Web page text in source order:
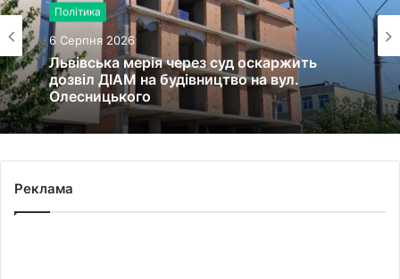
Політика
6 Серпня 2026
Львівська мерія через суд оскаржить
дозвіл ДІАМ на будівництво на вул.
Олесницького
Реклама